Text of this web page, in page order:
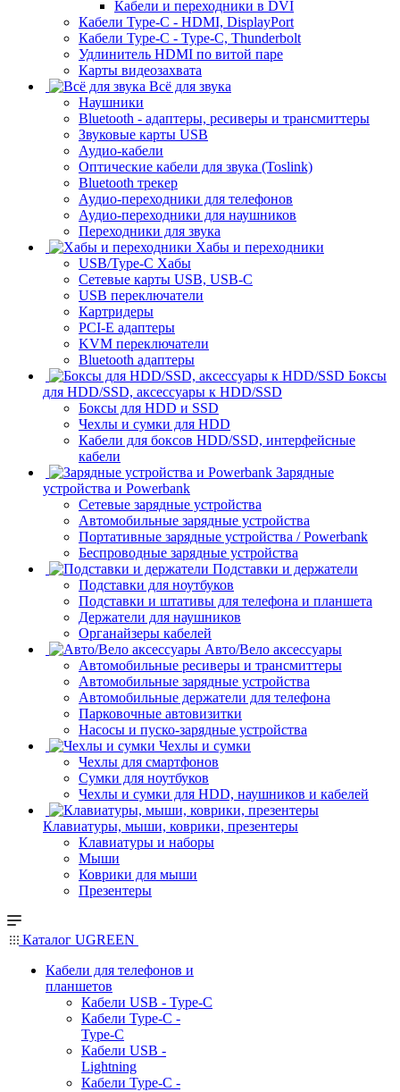
Кабели и переходники в DVI
Кабели Type-C - HDMI, DisplayPort
Кабели Type-C - Type-C, Thunderbolt
Удлинитель HDMI по витой паре
Карты видеозахвата
Всё для звука
Наушники
Bluetooth - адаптеры, ресиверы и трансмиттеры
Звуковые карты USB
Аудио-кабели
Оптические кабели для звука (Toslink)
Bluetooth трекер
Аудио-переходники для телефонов
Аудио-переходники для наушников
Переходники для звука
Хабы и переходники
USB/Type-C Хабы
Сетевые карты USB, USB-C
USB переключатели
Картридеры
PCI-E адаптеры
KVM переключатели
Bluetooth адаптеры
Боксы
для HDD/SSD, аксессуары к HDD/SSD
Боксы для HDD и SSD
Чехлы и сумки для HDD
Кабели для боксов HDD/SSD, интерфейсные
кабели
Зарядные
устройства и Powerbank
Сетевые зарядные устройства
Автомобильные зарядные устройства
Портативные зарядные устройства / Powerbank
Беспроводные зарядные устройства
Подставки и держатели
Подставки для ноутбуков
Подставки и штативы для телефона и планшета
Держатели для наушников
Органайзеры кабелей
Авто/Вело аксессуары
Автомобильные ресиверы и трансмиттеры
Автомобильные зарядные устройства
Автомобильные держатели для телефона
Парковочные автовизитки
Насосы и пуско-зарядные устройства
Чехлы и сумки
Чехлы для смартфонов
Сумки для ноутбуков
Чехлы и сумки для HDD, наушников и кабелей
Клавиатуры, мыши, коврики, презентеры
Клавиатуры и наборы
Мыши
Коврики для мыши
Презентеры
Каталог UGREEN
Кабели для телефонов и
планшетов
Кабели USB - Type-C
Кабели Type-C -
Type-C
Кабели USB -
Lightning
Кабели Type-C -